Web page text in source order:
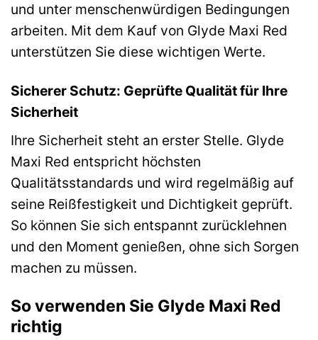
und unter menschenwürdigen Bedingungen
arbeiten. Mit dem Kauf von Glyde Maxi Red
unterstützen Sie diese wichtigen Werte.
Sicherer Schutz: Geprüfte Qualität für Ihre
Sicherheit
Ihre Sicherheit steht an erster Stelle. Glyde
Maxi Red entspricht höchsten
Qualitätsstandards und wird regelmäßig auf
seine Reißfestigkeit und Dichtigkeit geprüft.
So können Sie sich entspannt zurücklehnen
und den Moment genießen, ohne sich Sorgen
machen zu müssen.
So verwenden Sie Glyde Maxi Red
richtig